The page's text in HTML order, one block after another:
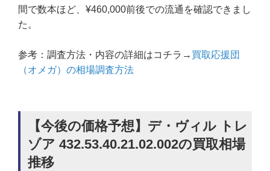
間で数本ほど、¥460,000前後での流通を確認できまし
た。
参考：調査方法・内容の詳細はコチラ→ 買取応援団
（オメガ）の相場調査方法
【今後の価格予想】デ・ヴィル トレ
ゾア 432.53.40.21.02.002の買取相場
推移